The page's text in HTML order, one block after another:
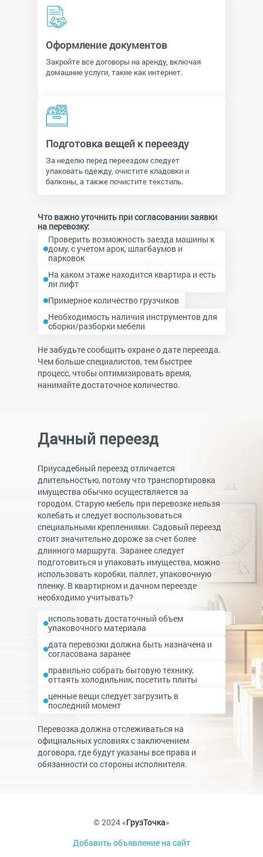
Оформление документов
Закройте все договоры на аренду, включая
домашние услуги, такие как интернет.
Подготовка вещей к переезду
За неделю перед переездом следует
упаковать одежду, очистите кладовки и
балконы, а также почистите текстиль.
Что важно уточнить при согласовании заявки
на перевозку:
Проверить возможность заезда машины к
дому, с учетом арок, шлагбаумов и
парковок
На каком этаже находится квартира и есть
ли лифт
Примерное количество грузчиков
Необходимость наличия инструментов для
сборки/разборки мебели
Не забудьте сообщить охране о дате переезда.
Чем больше специалистов, тем быстрее
процесс, чтобы оптимизировать время,
нанимайте достаточное количество.
Дачный переезд
Приусадебный переезд отличается
длительностью, потому что транспортировка
имущества обычно осуществляется за
городом. Старую мебель при перевозке нельзя
колебать и следует воспользоваться
специальными креплениями. Садовый переезд
стоит значительно дороже за счет более
длинного маршрута. Заранее следует
подготовиться и упаковать имущества, можно
использовать коробки, паллет, упаковочную
пленку. В квартирном и дачном переезде
необходимо учитывать?
использовать достаточный объем
упаковочного материала
дата перевозки должна быть назначена и
согласована заранее
правильно собрать бытовую технику,
оттаять холодильник, посетить плиты
ценные вещи следует загрузить в
последний момент
Перевозка должна отслеживаться на
официальных условиях с заключением
договора, где будут указаны все права и
обязанности со стороны исполнителя.
© 2024 «ГрузТочка»
Добавить объявление на сайт